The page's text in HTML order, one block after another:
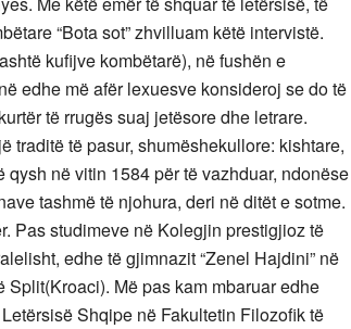
“Bota sot” zhvilluam këtë intervistë.
kufijve kombëtarë), në fushën e
edhe më afër lexuesve konsideroj se do të
të rrugës suaj jetësore dhe letrare.
traditë të pasur, shumëshekullore: kishtare,
në vitin 1584 për të vazhduar, ndonëse
tashmë të njohura, deri në ditët e sotme.
Pas studimeve në Kolegjin prestigjioz të
edhe të gjimnazit “Zenel Hajdini” në
Më pas kam mbaruar edhe
Shqipe në Fakultetin Filozofik të